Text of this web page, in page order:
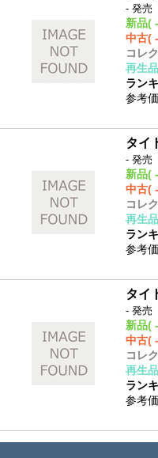
- 発売
新品(
中古(
コレ
再生
ラン
参考
タイ
- 発売
新品(
中古(
コレ
再生
ラン
参考
タイ
- 発売
新品(
中古(
コレ
再生
ラン
参考